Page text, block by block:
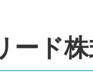
ード